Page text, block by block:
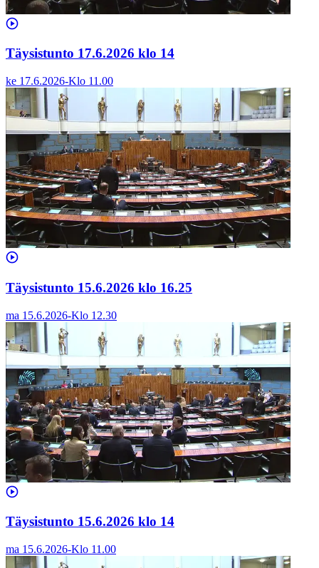
Täysistunto 17.6.2026 klo 14
ke 17.6.2026-Klo 11.00
Täysistunto 15.6.2026 klo 16.25
ma 15.6.2026-Klo 12.30
Täysistunto 15.6.2026 klo 14
ma 15.6.2026-Klo 11.00